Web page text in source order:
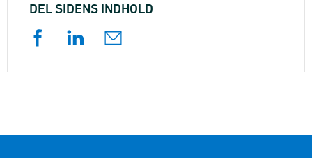
DEL SIDENS INDHOLD